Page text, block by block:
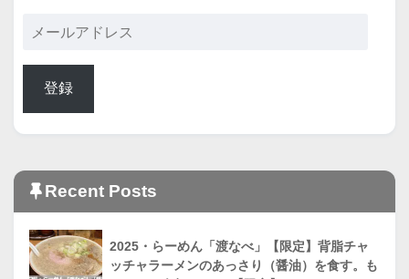
登録
Recent Posts
2025・らーめん「渡なべ」【限定】背脂チャ
ッチャラーメンのあっさり（醤油）を食す。も